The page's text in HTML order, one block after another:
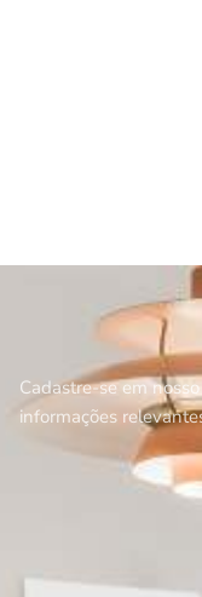
Cadastre-se em
informações